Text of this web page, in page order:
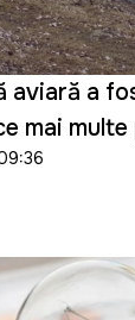
aviară a
mai
pe Nistru